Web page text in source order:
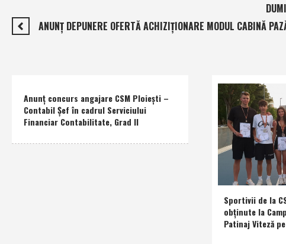
ANUNŢ DEPUNERE OFERTĂ ACHIZIŢIONARE MODUL CABINĂ
Anunţ concurs angajare CSM Ploieşti –
Contabil Şef în cadrul Serviciului
Financiar Contabilitate, Grad II
Sportivii de la
obţinute la
Patinaj Viteză